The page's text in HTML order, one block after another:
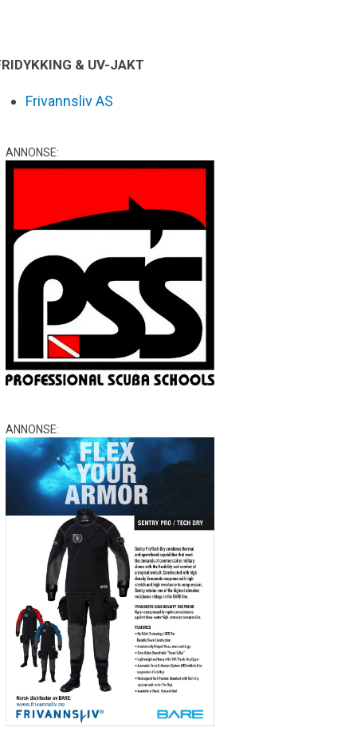
& UV-JAKT
Frivannsliv AS
ANNONSE:
ANNONSE: